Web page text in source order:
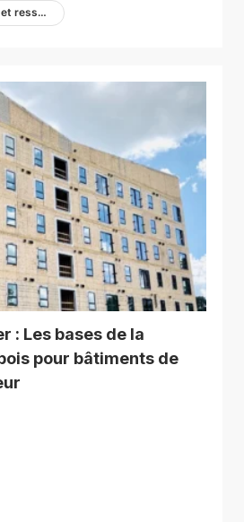
Guides et ressources de conception
: Les bases de la
pour bâtiments de